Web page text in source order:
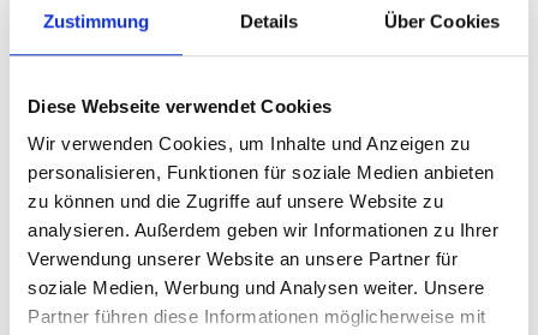
Zustimmung Details Über Cookies
Diese Webseite verwendet Cookies
Wir verwenden Cookies, um Inhalte und Anzeigen zu
personalisieren, Funktionen für soziale Medien anbieten
zu können und die Zugriffe auf unsere Website zu
analysieren. Außerdem geben wir Informationen zu Ihrer
Verwendung unserer Website an unsere Partner für
soziale Medien, Werbung und Analysen weiter. Unsere
Partner führen diese Informationen möglicherweise mit
Vorherige
Publikationen zum Projekt